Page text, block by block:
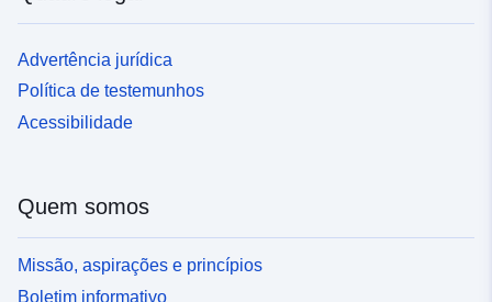
Advertência jurídica
Política de testemunhos
Acessibilidade
Quem somos
Missão, aspirações e princípios
Boletim informativo